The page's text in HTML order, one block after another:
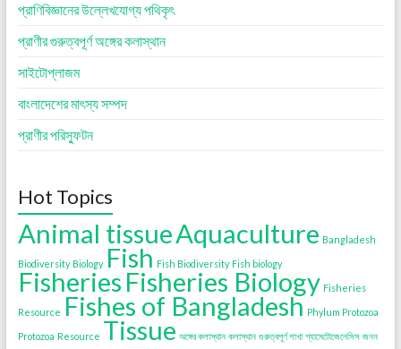
প্রাণিবিজ্ঞানের উল্লেখযোগ্য পথিকৃৎ
প্রাণীর গুরুত্বপূর্ণ অঙ্গের কলাস্থান
সাইটোপ্লাজম
বাংলাদেশের মাৎস্য সম্পদ
প্রাণীর পরিস্ফুটন
Hot Topics
Animal tissueAquaculture Bangladesh
Biodiversity Biology Fish Fish Biodiversity Fish biology
Fisheries Fisheries Biology Fisheries
Resource Fishes of Bangladesh Phylum Protozoa
Protozoa Resource Tissue অঙ্গের কলাস্থান কলাস্থান গুরুত্বপূর্ণ শাখা গ্যামেটোজেনেসিস জনন